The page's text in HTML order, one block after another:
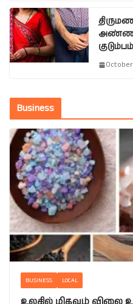
Business
BUSINESS LOCAL